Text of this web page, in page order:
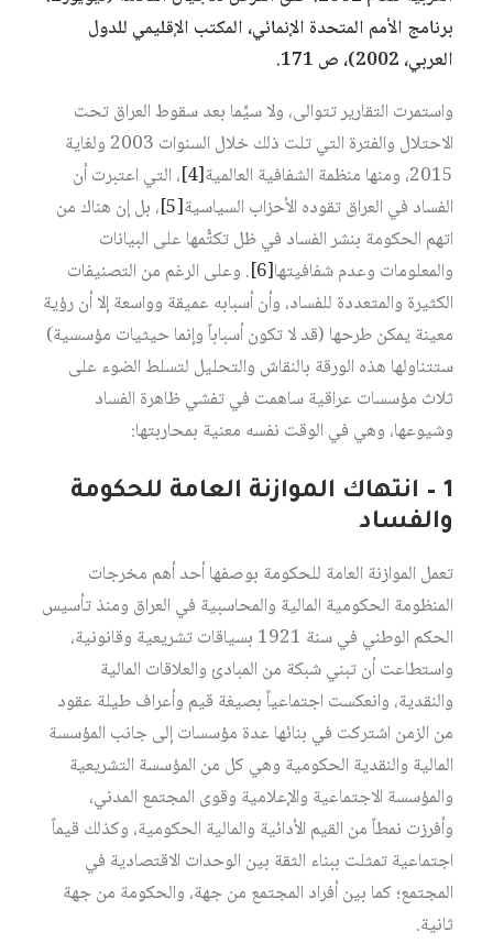
برنامج الأمم المتحدة الإنمائي، المكتب الإقليمي للدول
العربي، 2002)، ص 171.
واستمرت التقارير تتوالى، ولا سيَّما بعد سقوط العراق تحت
الاحتلال والفترة التي تلت ذلك خلال السنوات 2003 ولغاية
2015، ومنها منظمة الشفافية العالمية‏
[4]
، التي اعتبرت أن
الفساد في العراق تقوده الأحزاب السياسية‏[5]
، بل إن هناك من
اتهم الحكومة بنشر الفساد في ظل تكتُّمها على البيانات
والمعلومات وعدم شفافيتها‏[6]
. وعلى الرغم من التصنيفات
الكثيرة والمتعددة للفساد، وأن أسبابه عميقة وواسعة إلا أن رؤية
معينة يمكن طرحها (قد لا تكون أسباباً وإنما حيثيات مؤسسية)
ستتناولها هذه الورقة بالنقاش والتحليل لتسلط الضوء على
ثلاث مؤسسات عراقية ساهمت في تفشي ظاهرة الفساد
وشيوعها، وهي في الوقت نفسه معنية بمحاربتها:
1 – انتهاك الموازنة العامة للحكومة
والفساد
تعمل الموازنة العامة للحكومة بوصفها أحد أهم مخرجات
المنظومة الحكومية المالية والمحاسبية في العراق ومنذ تأسيس
الحكم الوطني في سنة 1921 بسياقات تشريعية وقانونية،
واستطاعت أن تبني شبكة من المبادئ والعلاقات المالية
والنقدية، وانعكست اجتماعياً بصيغة قيم وأعراف طيلة عقود
من الزمن اشتركت في بنائها عدة مؤسسات إلى جانب المؤسسة
المالية والنقدية الحكومية وهي كل من المؤسسة التشريعية
والمؤسسة الاجتماعية والإعلامية وقوى المجتمع المدني،
وأفرزت نمطاً من القيم الأدائية والمالية الحكومية، وكذلك قيماً
اجتماعية تمثلت ببناء الثقة بين الوحدات الاقتصادية في
المجتمع؛ كما بين أفراد المجتمع من جهة، والحكومة من جهة
ثانية.